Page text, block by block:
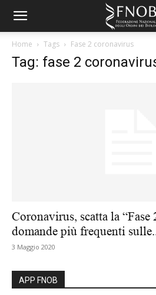
Home Tags Fase 2 coronavirus
Tag: fase 2
Coronavirus, scatta la “Fase
domande più frequenti
3 Maggio 2020
APP FNOB